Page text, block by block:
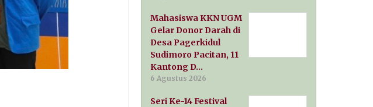
Mahasiswa KKN UGM
Gelar Donor Darah di
Desa Pagerkidul
Sudimoro Pacitan, 11
Kantong D…
6 Agustus 2026
Seri Ke-14 Festival